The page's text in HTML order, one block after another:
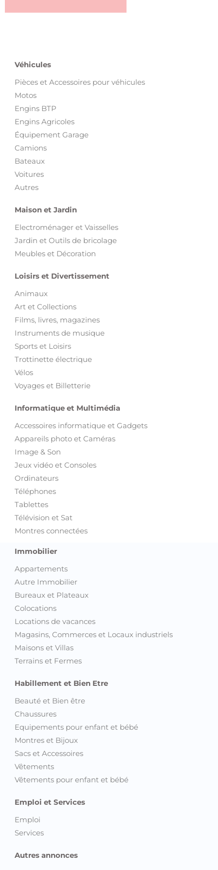
Véhicules
Pièces et Accessoires pour véhicules
Motos
Engins BTP
Engins Agricoles
Équipement Garage
Camions
Bateaux
Voitures
Autres
Maison et Jardin
Electroménager et Vaisselles
Jardin et Outils de bricolage
Meubles et Décoration
Loisirs et Divertissement
Animaux
Art et Collections
Films, livres, magazines
Instruments de musique
Sports et Loisirs
Trottinette électrique
Vélos
Voyages et Billetterie
Informatique et Multimédia
Accessoires informatique et Gadgets
Appareils photo et Caméras
Image & Son
Jeux vidéo et Consoles
Ordinateurs
Téléphones
Tablettes
Télévision et Sat
Montres connectées
Immobilier
Appartements
Autre Immobilier
Bureaux et Plateaux
Colocations
Locations de vacances
Magasins, Commerces et Locaux industriels
Maisons et Villas
Terrains et Fermes
Habillement et Bien Etre
Beauté et Bien être
Chaussures
Equipements pour enfant et bébé
Montres et Bijoux
Sacs et Accessoires
Vêtements
Vêtements pour enfant et bébé
Emploi et Services
Emploi
Services
Autres annonces